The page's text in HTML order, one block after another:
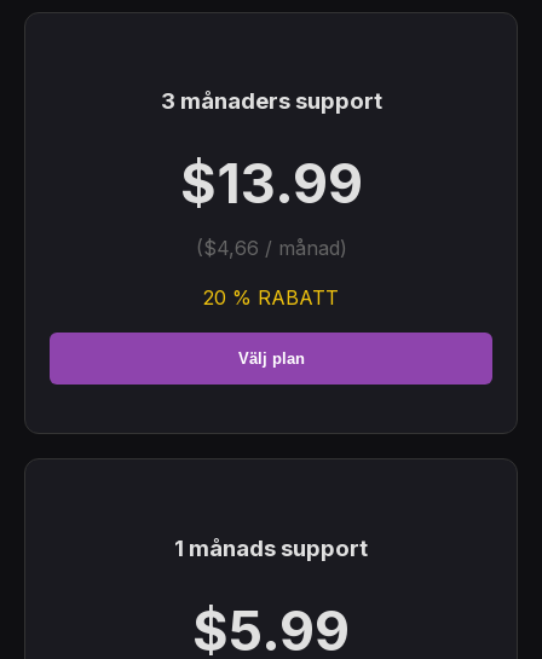
3 månaders support
$13.99
($4,66 / månad)
20 % RABATT
Välj plan
1 månads support
$5.99